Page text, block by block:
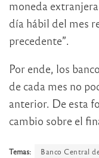
moneda
día hábil del mes
precedente”.
Por ende, los
de cada mes no
anterior. De esta
cambio sobre el
Temas: Banco Central